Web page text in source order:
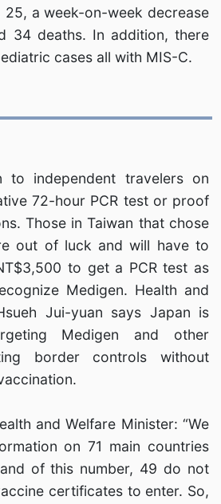
25, a week-on-week decrease
34 deaths. In addition, there
cases all with MIS-C.
to independent travelers on
72-hour PCR test or proof
Those in Taiwan that chose
out of luck and will have to
to get a PCR test as
Medigen. Health and
Jui-yuan says Japan is
Medigen and other
border controls without
and Welfare Minister: “We
on 71 main countries
of this number, 49 do not
certificates to enter. So,